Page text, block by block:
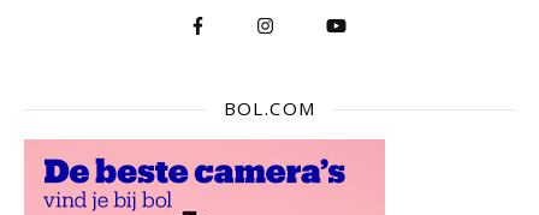
BOL.COM